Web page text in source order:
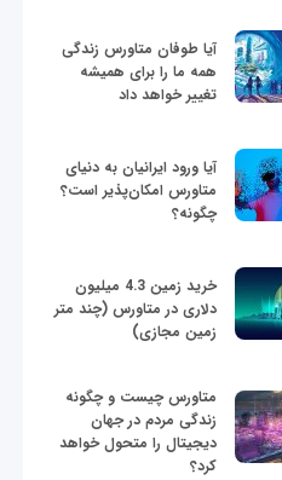
آیا طوفان متاورس زندگی
همه ما را برای همیشه
تغییر خواهد داد
آیا ورود ایرانیان به دنیای
متاورس امکان‌پذیر است؟
چگونه؟
خرید زمین 4.3 میلیون
دلاری در متاورس (چند متر
زمین مجازی)
متاورس چیست و چگونه
زندگی مردم در جهان
دیجیتال را متحول خواهد
کرد؟